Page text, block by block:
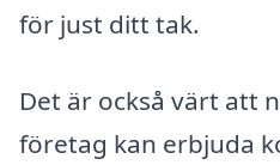
för just ditt tak.
Det är också värt att
företag kan erbjuda